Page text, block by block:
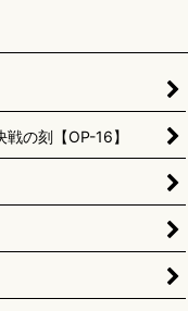
の刻【OP-16】